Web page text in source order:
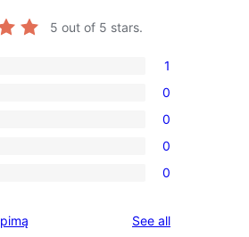
5 out of 5 stars.
1
0
0
0
0
See allreviews